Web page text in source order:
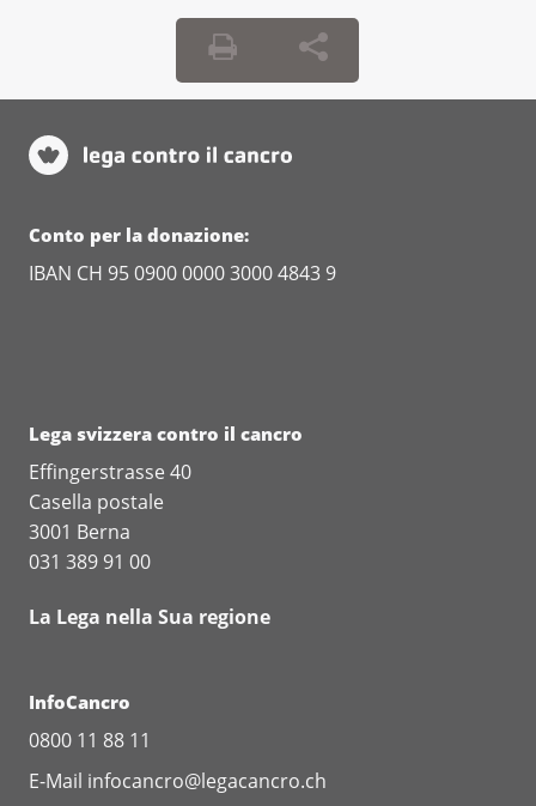
Conto per la donazione:
IBAN CH 95 0900 0000 3000 4843 9
Lega svizzera contro il cancro
Effingerstrasse 40
Casella postale
3001 Berna
031 389 91 00
La Lega nella Sua regione
InfoCancro
0800 11 88 11
E-Mail infocancro@legacancro.ch